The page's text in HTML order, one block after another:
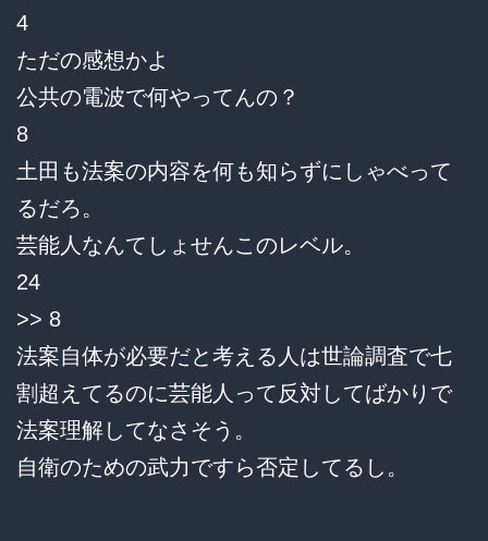
4
ただの感想かよ
公共の電波で何やってんの？
8
土田も法案の内容を何も知らずにしゃべって
るだろ。
芸能人なんてしょせんこのレベル。
24
>> 8
法案自体が必要だと考える人は世論調査で七
割超えてるのに芸能人って反対してばかりで
法案理解してなさそう。
自衛のための武力ですら否定してるし。